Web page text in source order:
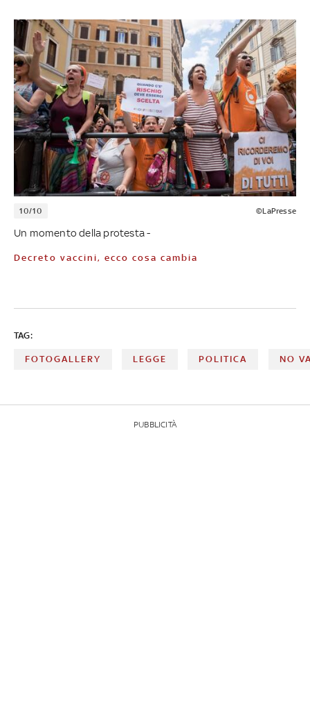
10/10 ©LaPresse
Un momento della protesta -
Decreto vaccini, ecco cosa cambia
TAG:
FOTOGALLERY LEGGE POLITICA NO
PUBBLICITÀ